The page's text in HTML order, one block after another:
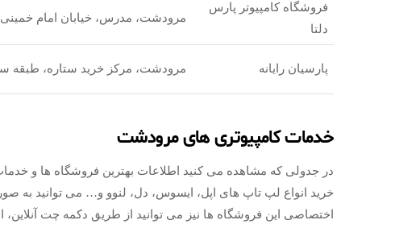
فروشگاه کامپیوتر پارس
دلتا
مرودشت، مدرس، خیابان امام خمینی،
پارسیان رایانه مرودشت، مرکز خرید ستاره، طبقه
خدمات کامپیوتری های مرودشت
در جدولی که مشاهده می کنید اطلاعات بهترین فروشگاه ها و
خرید انواع لپ تاپ های اپل، ایسوس، دل، لنوو و… می توانید به
اختصاصی این فروشگاه ها نیز می توانید از طریق دکمه چت آنلاین،